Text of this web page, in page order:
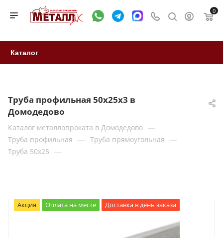
0
Каталог
Труба профильная 50х25х3 в
Домодедово
Каталог металлопроката в Домодедово —
Труба профильная — Труба прямоугольная —
Труба 50x25 —
Акция Оплата на месте Доставка в день заказа